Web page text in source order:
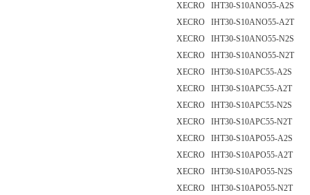
XECRO IHT30-S10ANO55-A2S
XECRO IHT30-S10ANO55-A2T
XECRO IHT30-S10ANO55-N2S
XECRO IHT30-S10ANO55-N2T
XECRO IHT30-S10APC55-A2S
XECRO IHT30-S10APC55-A2T
XECRO IHT30-S10APC55-N2S
XECRO IHT30-S10APC55-N2T
XECRO IHT30-S10APO55-A2S
XECRO IHT30-S10APO55-A2T
XECRO IHT30-S10APO55-N2S
XECRO IHT30-S10APO55-N2T